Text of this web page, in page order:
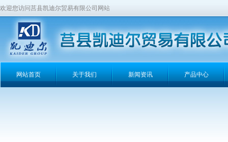
欢迎您访问莒县凯迪尔贸易有限公司网站
网站首页 关于我们 新闻资讯 产品中心